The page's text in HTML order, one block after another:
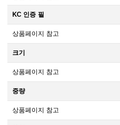
KC 인증 필
상품페이지 참고
크기
상품페이지 참고
중량
상품페이지 참고